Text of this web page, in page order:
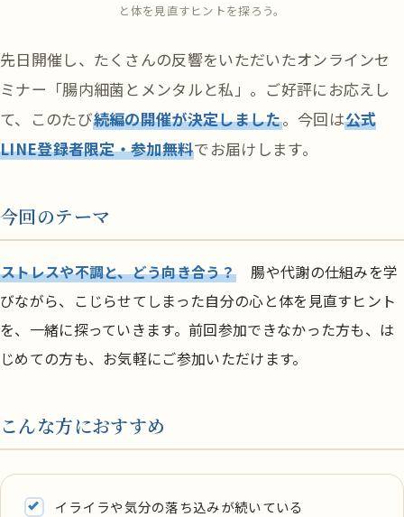
と体を見直すヒントを探ろう。
先日開催し、たくさんの反響をいただいたオンラインセ
ミナー「腸内細菌とメンタルと私」。ご好評にお応えし
て、このたび続編の開催が決定しました。今回は公式
LINE登録者限定・参加無料でお届けします。
今回のテーマ
ストレスや不調と、どう向き合う？腸や代謝の仕組みを学
びながら、こじらせてしまった自分の心と体を見直すヒント
を、一緒に探っていきます。前回参加できなかった方も、は
じめての方も、お気軽にご参加いただけます。
こんな方におすすめ
イライラや気分の落ち込みが続いている